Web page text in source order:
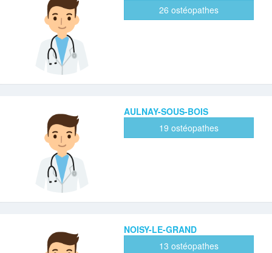
26 ostéopathes
AULNAY-SOUS-BOIS
19 ostéopathes
NOISY-LE-GRAND
13 ostéopathes